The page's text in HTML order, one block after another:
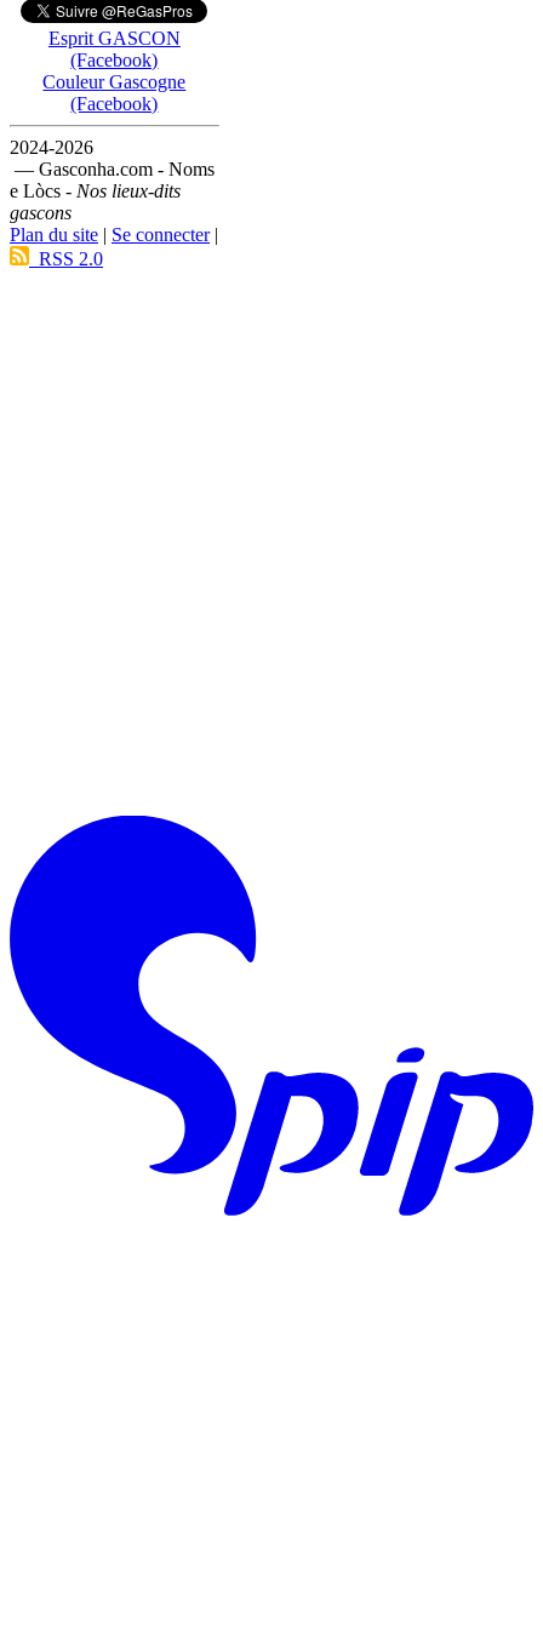
Esprit GASCON
(Facebook)
Couleur Gascogne
(Facebook)
2024-2026
— Gasconha.com - Noms
e Lòcs - Nos lieux-dits
gascons
Plan du site | Se connecter|
RSS 2.0